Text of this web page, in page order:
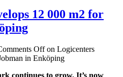
12 000 m2 for
Offon Logicenters
in Enköping
continues to grow. It’s now